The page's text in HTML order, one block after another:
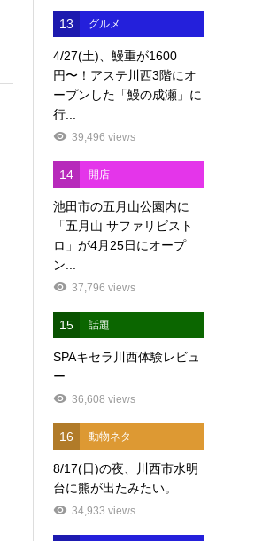
13 グルメ
4/27(土)、鰻重が1600
円〜！アステ川西3階にオ
ープンした「鰻の成瀬」に
行...
39,496 views
14 開店
池田市の五月山公園内に
「五月山 サファリビスト
ロ」が4月25日にオープ
ン...
37,796 views
15 話題
SPAキセラ川西体験レビュ
ー
36,608 views
16 動物ネタ
8/17(日)の夜、川西市水明
台に熊が出たみたい。
34,933 views